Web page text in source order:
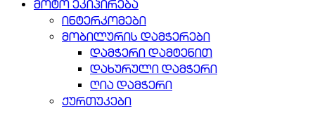
მოტო ეკიპირება
ინტერკომები
მობილურის დამჭერები
დამჭერი დამტენით
დახურული დამჭერი
ღია დამჭერი
ქურთუკები